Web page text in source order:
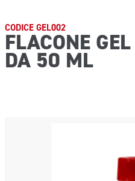
CODICE GEL002
FLACONE
DA 50 ML